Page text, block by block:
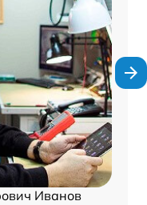
Иванов